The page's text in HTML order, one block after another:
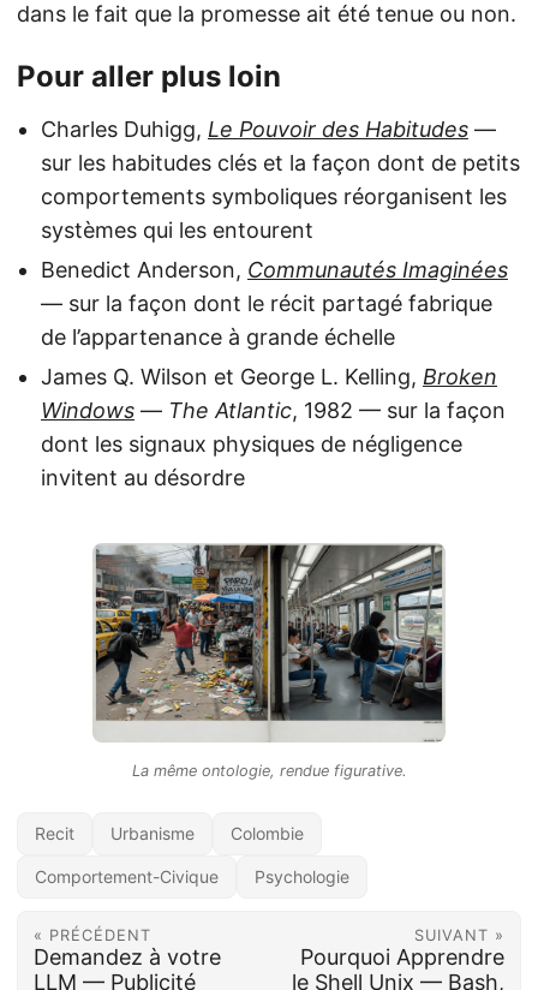
dans le fait que la promesse ait été tenue ou non.
Pour aller plus loin
Charles Duhigg, Le Pouvoir des Habitudes —
sur les habitudes clés et la façon dont de petits
comportements symboliques réorganisent les
systèmes qui les entourent
Benedict Anderson, Communautés Imaginées
— sur la façon dont le récit partagé fabrique
de l’appartenance à grande échelle
James Q. Wilson et George L. Kelling, Broken
Windows — The Atlantic, 1982 — sur la façon
dont les signaux physiques de négligence
invitent au désordre
La même ontologie, rendue figurative.
Recit Urbanisme Colombie
Comportement-Civique Psychologie
« PRÉCÉDENT
Demandez à votre
LLM — Publicité
SUIVANT »
Pourquoi Apprendre
le Shell Unix — Bash,